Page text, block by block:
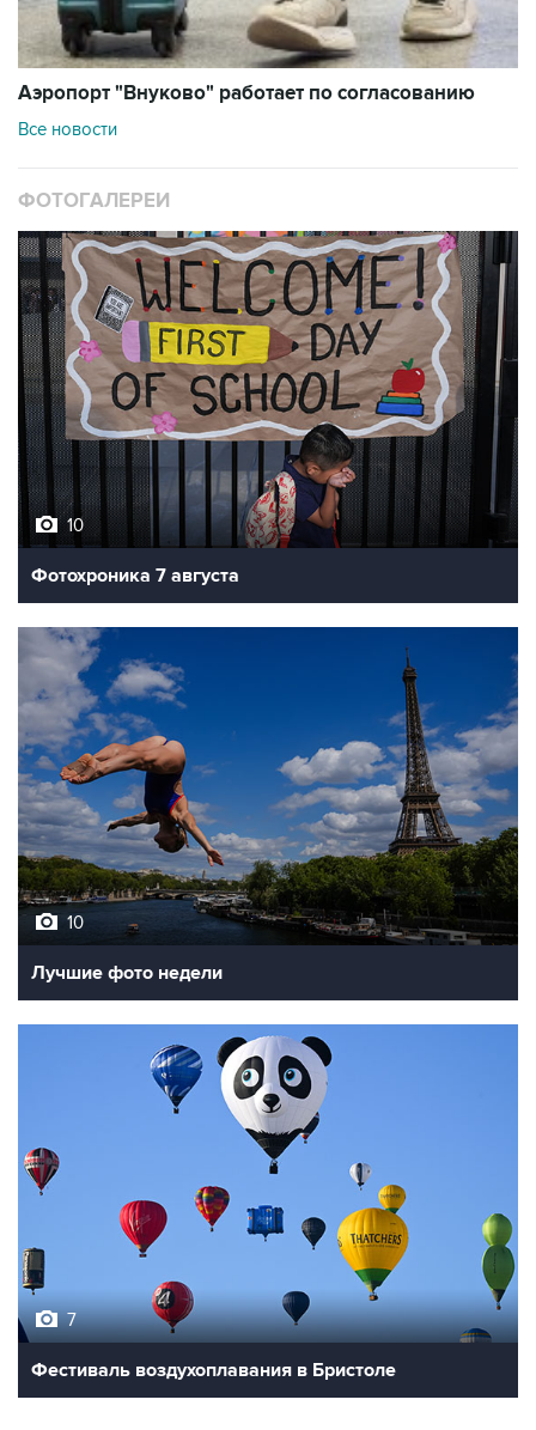
Аэропорт "Внуково" работает по согласованию
Все новости
ФОТОГАЛЕРЕИ
10
Фотохроника 7 августа
10
Лучшие фото недели
7
Фестиваль воздухоплавания в Бристоле